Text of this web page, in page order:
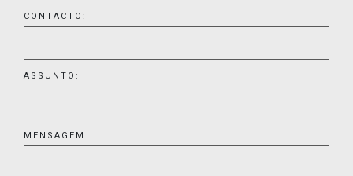
CONTACTO:
ASSUNTO:
MENSAGEM: